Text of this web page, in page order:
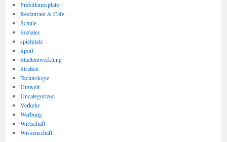
Praktikumsplatz
Restaurant & Cafe
Schule
Soziales
spielplatz
Sport
Stadtentwicklung
Straßen
Technologie
Umwelt
Uncategorized
Verkehr
Werbung
Wirtschaft
Wissenschaft